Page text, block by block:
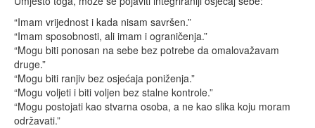
“Imam vrijednost i kada nisam savršen.”
“Imam sposobnosti, ali imam i ograničenja.”
“Mogu biti ponosan na sebe bez potrebe da omalovažavam
druge.”
“Mogu biti ranjiv bez osjećaja poniženja.”
“Mogu voljeti i biti voljen bez stalne kontrole.”
“Mogu postojati kao stvarna osoba, a ne kao slika koju moram
održavati.”